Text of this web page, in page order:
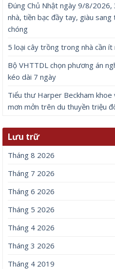
Đúng Chủ Nhật ngày 9/8/2026,
nhà, tiền bạc đầy tay, giàu
chóng
5 loại cây trồng trong nhà cần ít
Bộ VHTTDL chọn phương án
kéo dài 7 ngày
Tiểu thư Harper Beckham khoe
mơn mởn trên du thuyền triệu
Lưu trữ
Tháng 8 2026
Tháng 7 2026
Tháng 6 2026
Tháng 5 2026
Tháng 4 2026
Tháng 3 2026
Tháng 4 2019